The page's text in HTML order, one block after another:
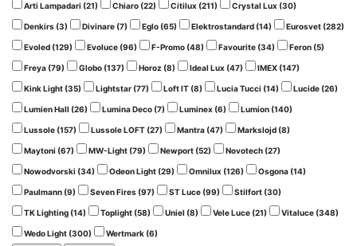
Arti Lampadari (21) Chiaro (22) Citilux (211) Crystal Lux (30)
Denkirs (3) Divinare (7) Eglo (65) Elektrostandard (14) Eurosvet (282)
Evoled (129) Evoluce (96) F-Promo (48) Favourite (34) Feron (5)
Freya (79) Globo (137) Horoz (8) Ideal Lux (47) IMEX (147)
Kink Light (35) Lightstar (77) Loft IT (8) Lucia Tucci (14) Lucide (26)
Lumien Hall (26) Lumina Deco (7) Luminex (6) Lumion (140)
Lussole (157) Lussole LOFT (27) Mantra (47) Markslojd (8)
Maytoni (67) MW-Light (79) Newport (52) Novotech (27)
Nowodvorski (34) Odeon Light (29) Omnilux (126) Osgona (14)
Paulmann (9) Seven Fires (97) ST Luce (99) Stilfort (30)
TK Lighting (14) Toplight (58) Uniel (8) Vele Luce (21) Vitaluce (348)
Wedo Light (300) Wertmark (6)